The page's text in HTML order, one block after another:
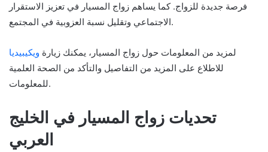
فرصة جديدة للزواج. كما يساهم زواج المسيار في تعزيز الاستقرار
الاجتماعي وتقليل نسبة العزوبية في المجتمع.
لمزيد من المعلومات حول زواج المسيار، يمكنك زيارة ويكيبيديا
للاطلاع على المزيد من التفاصيل والتأكد من الصحة العلمية
للمعلومات.
تحديات زواج المسيار في الخليج
العربي